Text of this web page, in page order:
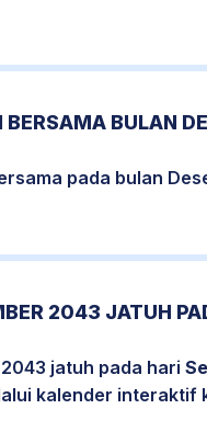
BULAN
pada bulan
2043 JATUH
jatuh pada hari
kalender interaktif